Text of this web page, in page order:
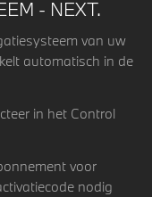
- NEXT.
van uw
automatisch in de
in het Control
voor
nodig